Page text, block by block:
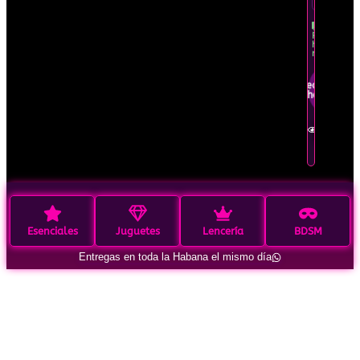
Recíbelo
hoy
mismo
Pedir por
WhatsApp
Esenciales Juguetes Lencería BDSM
Entregas en toda la Habana el mismo día